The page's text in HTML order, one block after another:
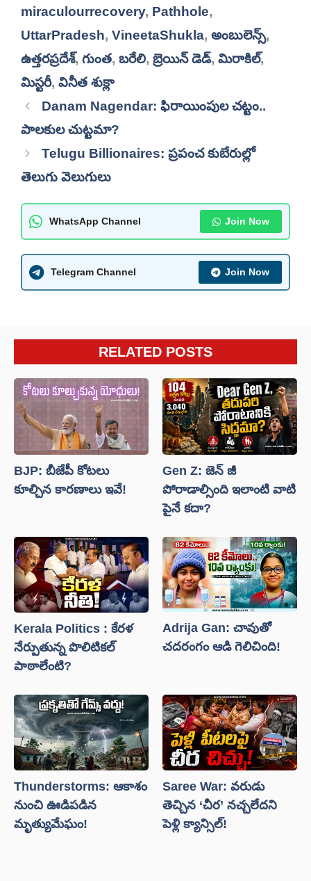
miraculourrecovery, Pathhole,
UttarPradesh, VineetaShukla, అంబులెన్స్,
ఉత్తరప్రదేశ్, గుంత, బరేలి, బ్రెయిన్ డెడ్, మిరాకిల్,
మిస్టరీ, వినీత శుక్లా
Danam Nagendar: ఫిరాయింపుల చట్టం..
పాలకుల చుట్టమా?
Telugu Billionaires: ప్రపంచ కుబేరుల్లో
తెలుగు వెలుగులు
WhatsApp Channel Join Now
Telegram Channel Join Now
RELATED POSTS
BJP: బీజేపీ కోటలు
కూల్చిన కారణాలు ఇవే!
Gen Z: జెన్ జీ
పోరాడాల్సింది ఇలాంటి వాటి
పైనే కదా?
Kerala Politics : కేరళ
నేర్పుతున్న పొలిటికల్
పాఠాలేంటి?
Adrija Gan: చావుతో
చదరంగం ఆడి గెలిచింది!
Thunderstorms: ఆకాశం
నుంచి ఊడిపడిన
మృత్యుమేఘం!
Saree War: వరుడు
తెచ్చిన ‘చీర’ నచ్చలేదని
పెళ్లి క్యాన్సిల్!